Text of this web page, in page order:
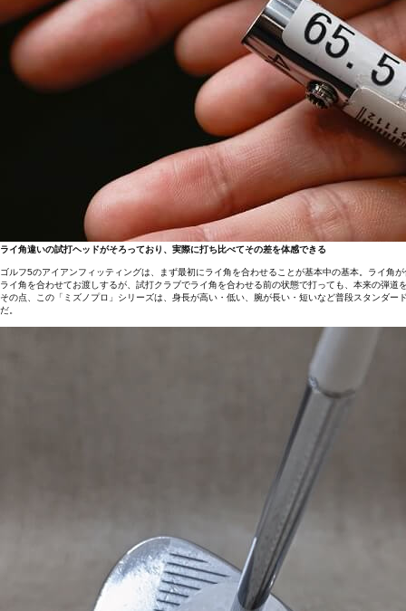
ライ角違いの試打ヘッドがそろっており、実際に打ち比べてその差を体感できる
ゴルフ5のアイアンフィッティングは、まず最初にライ角を合わせることが基本中の基本。ライ
ライ角を合わせてお渡しするが、試打クラブでライ角を合わせる前の状態で打っても、本来の弾道
その点、この「ミズノプロ」シリーズは、身長が高い・低い、腕が長い・短いなど普段スタンダ
だ。